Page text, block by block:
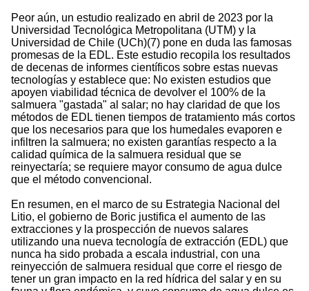
Peor aún, un estudio realizado en abril de 2023 por la
Universidad Tecnológica Metropolitana (UTM) y la
Universidad de Chile (UCh)(7) pone en duda las famosas
promesas de la EDL. Este estudio recopila los resultados
de decenas de informes científicos sobre estas nuevas
tecnologías y establece que: No existen estudios que
apoyen viabilidad técnica de devolver el 100% de la
salmuera "gastada" al salar; no hay claridad de que los
métodos de EDL tienen tiempos de tratamiento más cortos
que los necesarios para que los humedales evaporen e
infiltren la salmuera; no existen garantías respecto a la
calidad química de la salmuera residual que se
reinyectaría; se requiere mayor consumo de agua dulce
que el método convencional.
En resumen, en el marco de su Estrategia Nacional del
Litio, el gobierno de Boric justifica el aumento de las
extracciones y la prospección de nuevos salares
utilizando una nueva tecnología de extracción (EDL) que
nunca ha sido probada a escala industrial, con una
reinyección de salmuera residual que corre el riesgo de
tener un gran impacto en la red hídrica del salar y en su